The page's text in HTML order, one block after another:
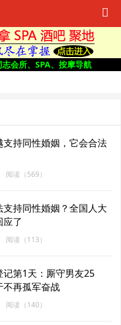
会所、SPA、按摩导航
支持同性婚姻，它会合法
阅读（569）
持同性婚姻？全国人大
应了
阅读（113）
记第1天：厮守男友25
不再孤军奋战
阅读（140）